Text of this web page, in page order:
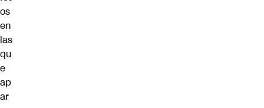
os
en
las
qu
e
ap
ar